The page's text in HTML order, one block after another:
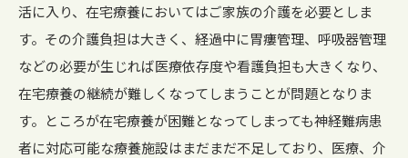
活に入り、在宅療養においてはご家族の介護を必要としま
す。その介護負担は大きく、経過中に胃瘻管理、呼吸器管理
などの必要が生じれば医療依存度や看護負担も大きくなり、
在宅療養の継続が難しくなってしまうことが問題となりま
す。ところが在宅療養が困難となってしまっても神経難病患
者に対応可能な療養施設はまだまだ不足しており、医療、介